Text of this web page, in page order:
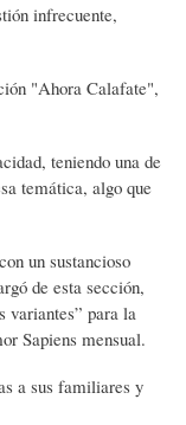
infrecuente,
"Ahora Calafate",
teniendo una de
temática, algo que
un sustancioso
de esta sección,
variantes” para la
Sapiens mensual.
a sus familiares y